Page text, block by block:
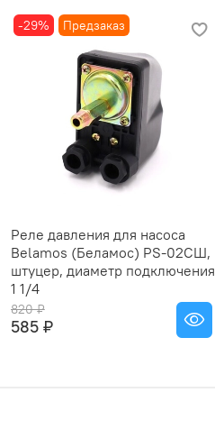
-29% Предзаказ
Реле давления для насоса
Belamos (Беламос) PS-02CШ,
штуцер, диаметр подключения
1 1/4
820 ₽
585 ₽